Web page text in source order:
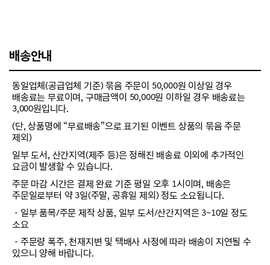
배송안내
동일업체(공급업체 기준) 묶음 주문이 50,000원 이상일 경우
배송료는 무료이며, 구매금액이 50,000원 이하일 경우 배송료는
3,000원입니다.
(단, 상품명에 “무료배송”으로 표기된 이벤트 상품의 묶음 주문
제외)
일부 도서, 산간지역(제주 등)은 정해진 배송료 이외에 추가적인
요금이 발생할 수 있습니다.
주문 마감 시간은 결제 완료 기준 평일 오후 1시이며, 배송은
주문일로부터 약 3일(주말, 공휴일 제외) 정도 소요됩니다.
－일부 품목/주문 제작 상품, 일부 도서/산간지역은 3~10일 정도
소요
－주문량 폭주, 천재지변 및 택배사 사정에 따라 배송이 지연될 수
있으니 양해 바랍니다.